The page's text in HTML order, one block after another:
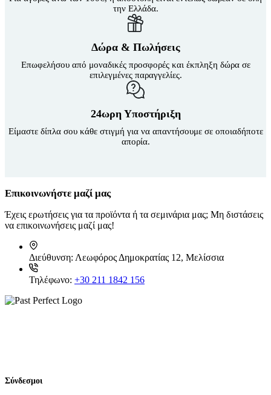
την Ελλάδα.
Δώρα & Πωλήσεις
Επωφελήσου από μοναδικές προσφορές και έκπληξη δώρα σε
επιλεγμένες παραγγελίες.
24ωρη Υποστήριξη
Είμαστε δίπλα σου κάθε στιγμή για να απαντήσουμε σε οποιαδήποτε
απορία.
Επικοινωνήστε μαζί μας
Έχεις ερωτήσεις για τα προϊόντα ή τα σεμινάρια μας; Μη διστάσεις
να επικοινωνήσεις μαζί μας!
Διεύθυνση: Λεωφόρος Δημοκρατίας 12, Μελίσσια
Τηλέφωνο: +30 211 1842 156
Σύνδεσμοι